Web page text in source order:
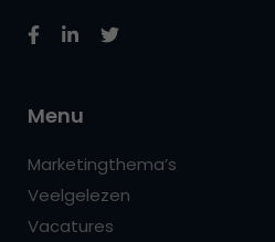
Menu
Marketingthema’s
Veelgelezen
Vacatures